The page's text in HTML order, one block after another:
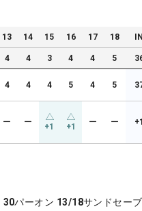
13 14 15 16 17 18
4 4 3 4 4 5
4 4 4 5 4 5
ー ー +1 +1 ー ー
30パーオン 13/18サンドセーブ